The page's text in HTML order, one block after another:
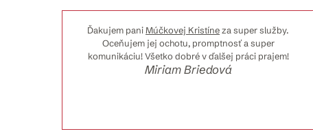
Ďakujem paniMúčkovej Kristíneza super služby.
Oceňujem jej ochotu, promptnosť a super
komunikáciu! Všetko dobré v ďalšej práci prajem!
Miriam Briedová